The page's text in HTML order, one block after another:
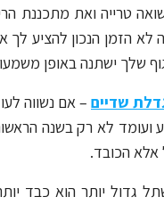
טרייה ואת מתכננת
לא הזמן הנכון להציע
שלך ישתנה באופן
שדיים – אם נשווה
ועומד לא רק בשנה
אלא הכובד.
גדול יותר הוא כבד